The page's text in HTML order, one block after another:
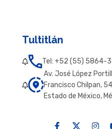
Tultitlán
Tel: +52 (55) 5864-
Av. José López
Francisco Chilpan,
Estado de México,